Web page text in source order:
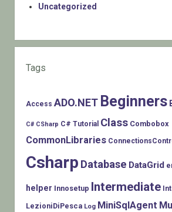
Uncategorized
Tags
Access ADO.NET Beginners
C# CSharp C# Tutorial Class Combobox
CommonLibraries
Csharp Database DataGrid
helper Innosetup Intermediate
LezioniDiPesca Log MiniSqlAgent